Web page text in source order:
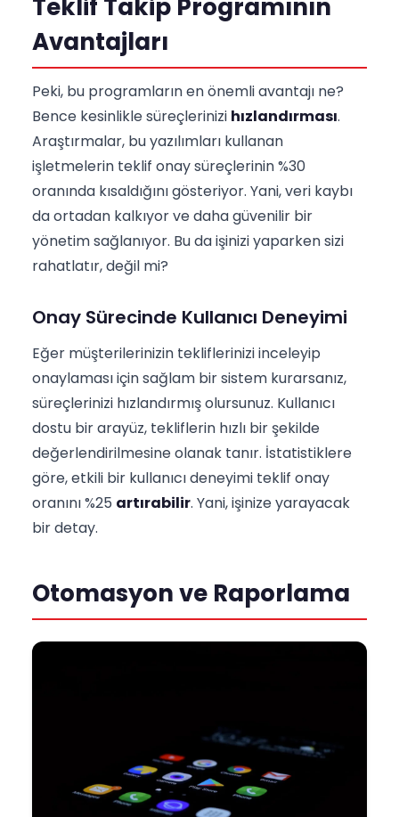
Teklif Takip Programının
Avantajları
Peki, bu programların en önemli avantajı ne?
Bence kesinlikle süreçlerinizi hızlandırması.
Araştırmalar, bu yazılımları kullanan
işletmelerin teklif onay süreçlerinin %30
oranında kısaldığını gösteriyor. Yani, veri kaybı
da ortadan kalkıyor ve daha güvenilir bir
yönetim sağlanıyor. Bu da işinizi yaparken sizi
rahatlatır, değil mi?
Onay Sürecinde Kullanıcı Deneyimi
Eğer müşterilerinizin tekliflerinizi inceleyip
onaylaması için sağlam bir sistem kurarsanız,
süreçlerinizi hızlandırmış olursunuz. Kullanıcı
dostu bir arayüz, tekliflerin hızlı bir şekilde
değerlendirilmesine olanak tanır. İstatistiklere
göre, etkili bir kullanıcı deneyimi teklif onay
oranını %25 artırabilir. Yani, işinize yarayacak
bir detay.
Otomasyon ve Raporlama